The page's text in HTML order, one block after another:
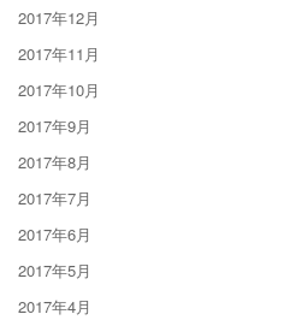
2017年12月
2017年11月
2017年10月
2017年9月
2017年8月
2017年7月
2017年6月
2017年5月
2017年4月